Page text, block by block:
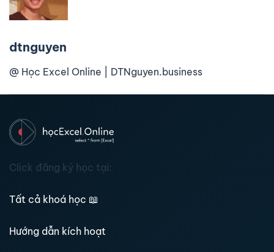
dtnguyen
@ Học Excel Online | DTNguyen.business
Click đăng ký học tại:
Tất cả khoá học 📖
Hướng dẫn kích hoạt